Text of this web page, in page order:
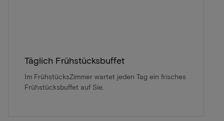
Täglich Frühstücksbuffet
Im FrühstücksZimmer wartet jeden Tag ein frisches
Frühstücksbuffet auf Sie.